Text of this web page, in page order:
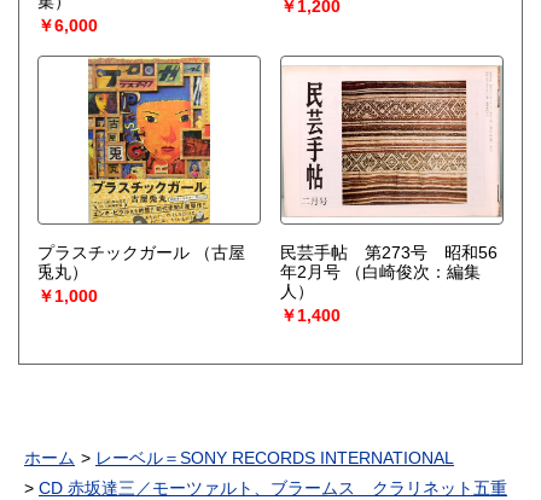
￥6,000
￥1,200
プラスチックガール
（古屋
兎丸）
￥1,000
民芸手帖 第273号 昭和56
年2月号
（白崎俊次：編集
人）
￥1,400
ホーム
レーベル＝SONY RECORDS INTERNATIONAL
CD 赤坂達三／モーツァルト、ブラームス クラリネット五重